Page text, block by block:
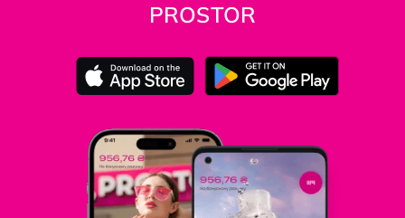
PROSTOR